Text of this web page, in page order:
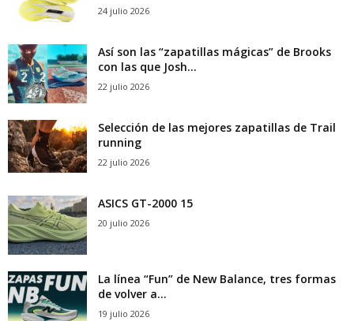
24 julio 2026
Así son las “zapatillas mágicas” de Brooks
con las que Josh...
22 julio 2026
Selección de las mejores zapatillas de Trail
running
22 julio 2026
ASICS GT-2000 15
20 julio 2026
La línea “Fun” de New Balance, tres formas
de volver a...
19 julio 2026